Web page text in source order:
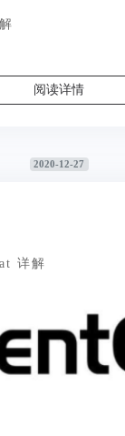
阅读详情
2020-12-27
详解